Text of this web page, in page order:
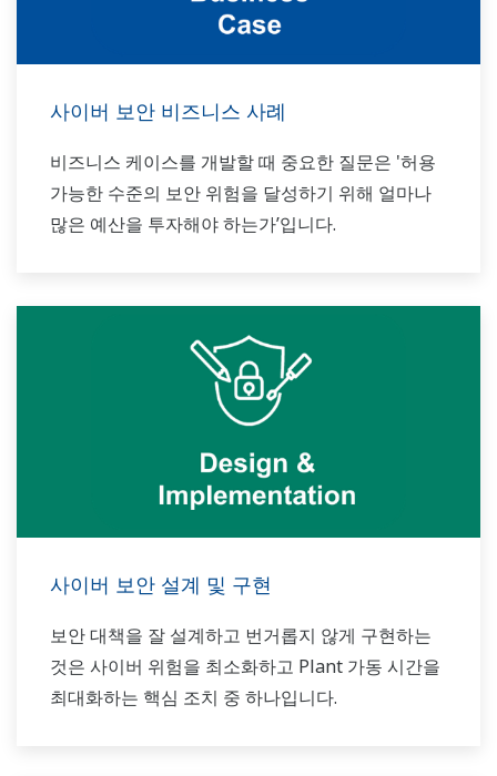
사이버 보안 비즈니스 사례
비즈니스 케이스를 개발할 때 중요한 질문은 '허용
가능한 수준의 보안 위험을 달성하기 위해 얼마나
많은 예산을 투자해야 하는가’입니다.
사이버 보안 설계 및 구현
보안 대책을 잘 설계하고 번거롭지 않게 구현하는
것은 사이버 위험을 최소화하고 Plant 가동 시간을
최대화하는 핵심 조치 중 하나입니다.